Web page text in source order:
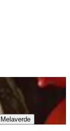
Melaverde